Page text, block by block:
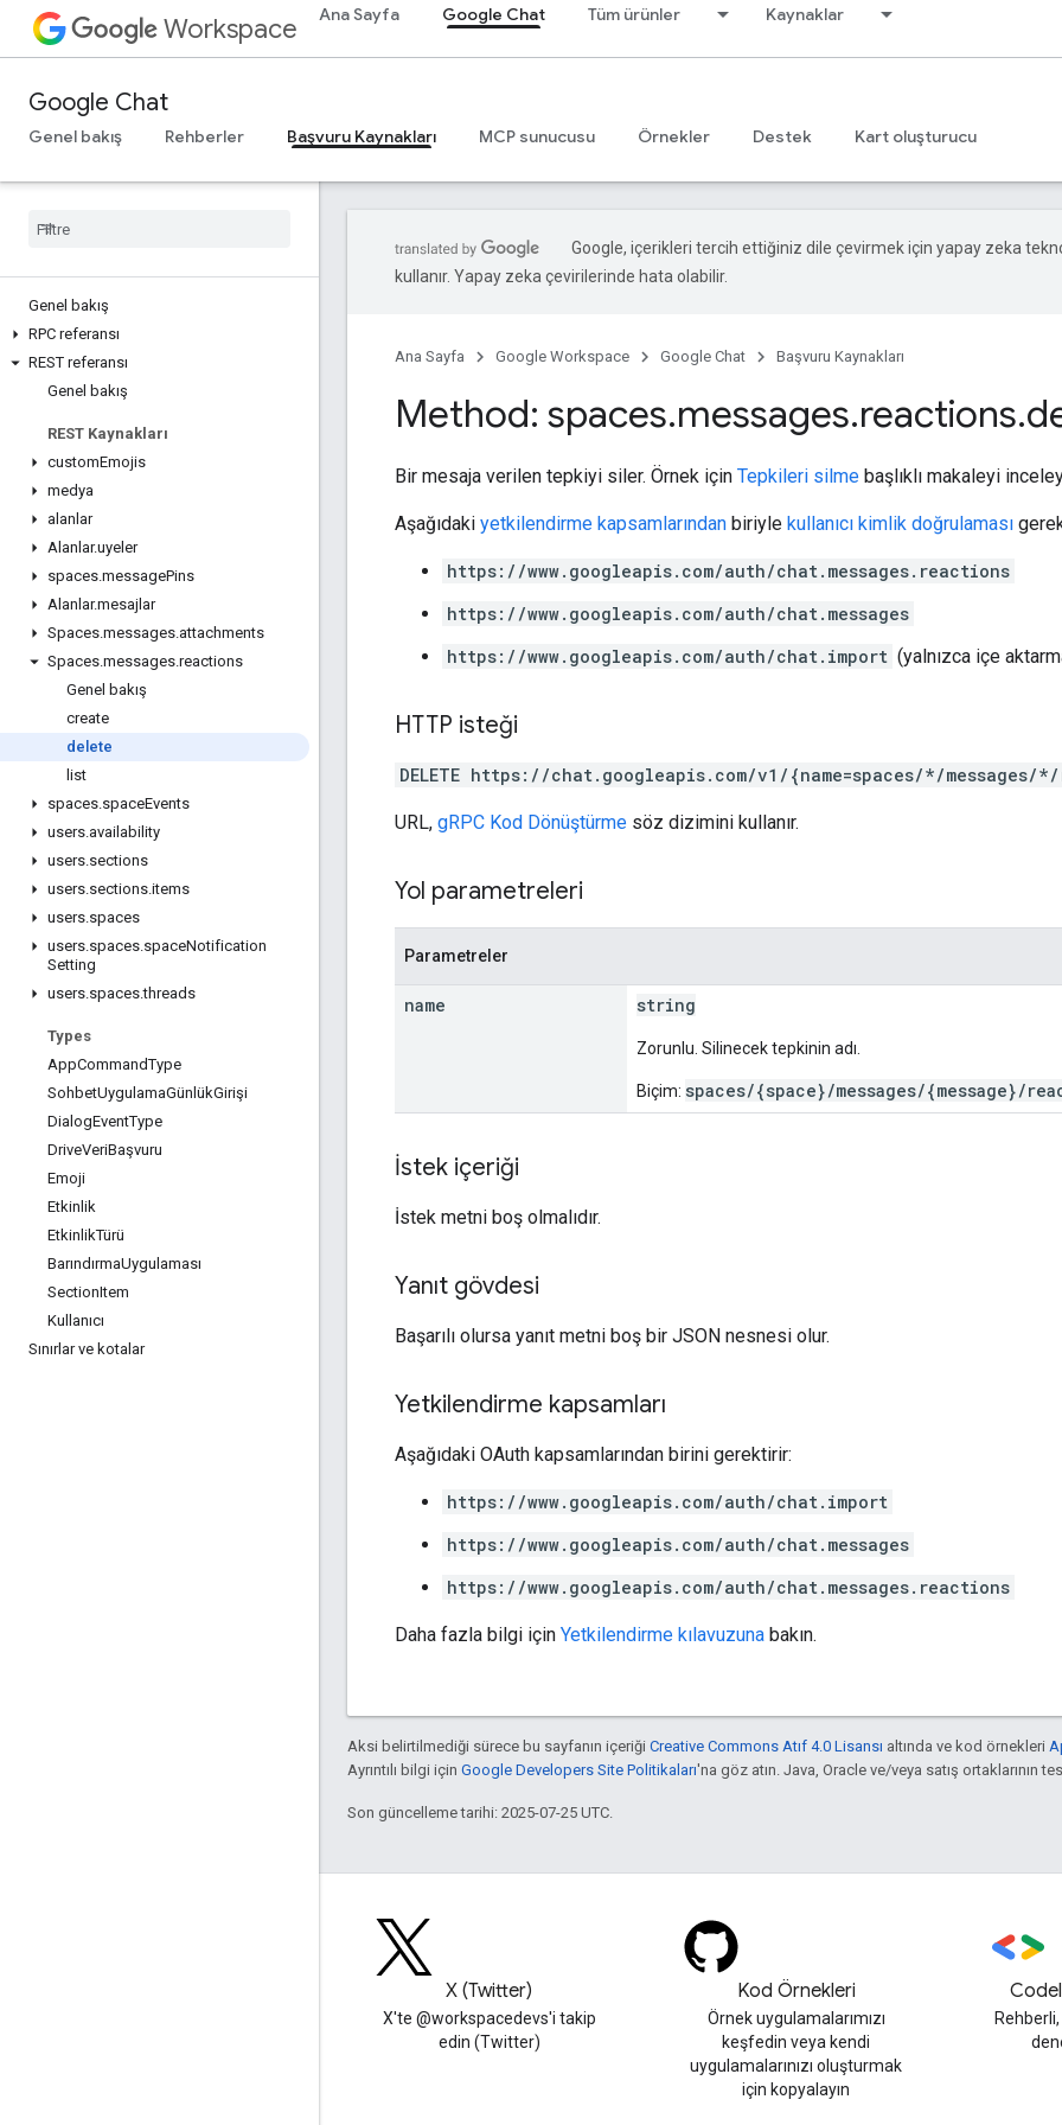
Workspace Ana Sayfa Google Chat Tüm ürünler Kaynaklar
Google Chat
Genel bakış Rehberler Başvuru Kaynakları MCP sunucusu Örnekler Destek Kart oluşturucu
Genel bakış
RPC referansı
REST referansı
Genel bakış
REST Kaynakları
customEmojis
medya
alanlar
Alanlar.uyeler
spaces.messagePins
Alanlar.mesajlar
Spaces.messages.attachments
Spaces.messages.reactions
Genel bakış
create
delete
list
spaces.spaceEvents
users.availability
users.sections
users.sections.items
users.spaces
users.spaces.spaceNotification
Setting
users.spaces.threads
Types
AppCommandType
SohbetUygulamaGünlükGirişi
DialogEventType
DriveVeriBaşvuru
Emoji
Etkinlik
EtkinlikTürü
BarındırmaUygulaması
SectionItem
Kullanıcı
Sınırlar ve kotalar
Google, içerikleri tercih ettiğiniz dile çevirmek için yapay zeka
kullanır. Yapay zeka çevirilerinde hata olabilir.
Ana Sayfa Google Workspace Google Chat Başvuru Kaynakları
Method: spaces.messages.reactions.
Bir mesaja verilen tepkiyi siler. Örnek için Tepkileri silme başlıklı makaleyi
Aşağıdaki yetkilendirme kapsamlarından biriyle kullanıcı kimlik doğrulaması
https://www.googleapis.com/auth/chat.messages.reactions
https://www.googleapis.com/auth/chat.messages
https://www.googleapis.com/auth/chat.import (yalnızca içe
HTTP isteği
DELETE https://chat.googleapis.com/v1/{name=spaces/*/
URL, gRPC Kod Dönüştürme söz dizimini kullanır.
Yol parametreleri
Parametreler
name string
Zorunlu. Silinecek tepkinin adı.
Biçim: spaces/{space}/messages/{message}/
İstek içeriği
İstek metni boş olmalıdır.
Yanıt gövdesi
Başarılı olursa yanıt metni boş bir JSON nesnesi olur.
Yetkilendirme kapsamları
Aşağıdaki OAuth kapsamlarından birini gerektirir:
https://www.googleapis.com/auth/chat.import
https://www.googleapis.com/auth/chat.messages
https://www.googleapis.com/auth/chat.messages.reactions
Daha fazla bilgi için Yetkilendirme kılavuzuna bakın.
Aksi belirtilmediği sürece bu sayfanın içeriği Creative Commons Atıf 4.0 Lisansı altında ve kod örnekleri
Ayrıntılı bilgi için Google Developers Site Politikaları'na göz atın. Java, Oracle ve/veya satış ortaklarının
Son güncelleme tarihi: 2025-07-25 UTC.
X (Twitter)
X'te @workspacedevs'i takip
edin (Twitter)
Kod Örnekleri
Örnek uygulamalarımızı
keşfedin veya kendi
uygulamalarınızı oluşturmak
için kopyalayın